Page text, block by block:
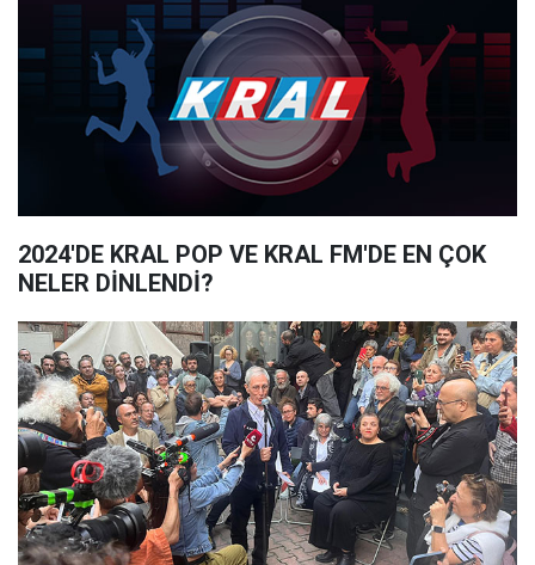
2024'DE KRAL POP VE KRAL FM'DE EN ÇOK
NELER DİNLENDİ?